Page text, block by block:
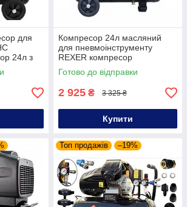
для
24л з
24л
Компресор 24л масляний
для пневмоінструменту
REXER компресор
повітряний побутовий 24л
масляний
Готово до відправки
2 925 ₴ 3 325 ₴
Купити
Топ продажів –19%